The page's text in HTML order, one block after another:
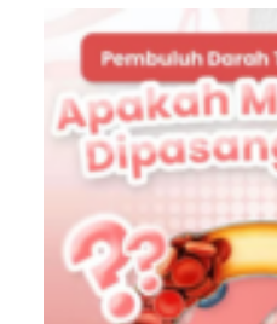
Kaki Bengkak dan
Chronic Venous
July 10, 2026/Blog